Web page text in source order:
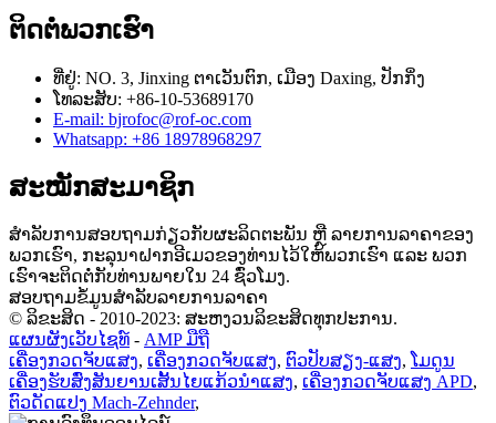
ຕິດຕໍ່ພວກເຮົາ
ທີ່ຢູ່: NO. 3, Jinxing ຕາ​ເວັນ​ຕົກ​, ເມືອງ Daxing​, ປັກ​ກິ່ງ​
ໂທລະສັບ: +86-10-53689170
E-mail: bjrofoc@rof-oc.com
Whatsapp: +86 18978968297
ສະໝັກສະມາຊິກ
ສຳລັບການສອບຖາມກ່ຽວກັບຜະລິດຕະພັນ ຫຼື ລາຍການລາຄາຂອງ
ພວກເຮົາ, ກະລຸນາຝາກອີເມວຂອງທ່ານໄວ້ໃຫ້ພວກເຮົາ ແລະ ພວກ
ເຮົາຈະຕິດຕໍ່ກັບທ່ານພາຍໃນ 24 ຊົ່ວໂມງ.
ສອບຖາມຂໍ້ມູນສຳລັບລາຍການລາຄາ
© ລິຂະສິດ - 2010-2023: ສະຫງວນລິຂະສິດທຸກປະການ.
ແຜນຜັງເວັບໄຊທ໌ - AMP ມືຖື
ເຄື່ອງກວດຈັບແສງ, ເຄື່ອງກວດຈັບແສງ, ຕົວປັບສຽງ-ແສງ, ໂມດູນ
ເຄື່ອງຮັບສົ່ງສັນຍານເສັ້ນໄຍແກ້ວນຳແສງ, ເຄື່ອງກວດຈັບແສງ APD,
ຕົວດັດແປງ Mach-Zehnder,